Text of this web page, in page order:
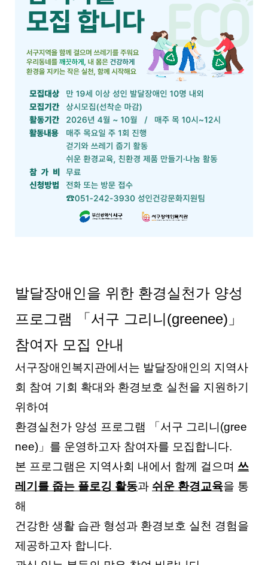
발달장애인을 위한 환경실천가 양성
프로그램
「서구 그리니(greenee)」
참여자 모집 안내
서구장애인복지관에서는 발달장애인의 지역사
회 참여 기회 확대와 환경보호 실천을 지원하기
위하여
환경실천가 양성 프로그램 「서구 그리니(gree
nee)」를 운영하고자 참여자를 모집합니다.
본 프로그램은 지역사회 내에서 함께 걸으며 쓰
레기를 줍는 플로깅 활동과 쉬운 환경교육을 통
해
건강한 생활 습관 형성과 환경보호 실천 경험을
제공하고자 합니다.